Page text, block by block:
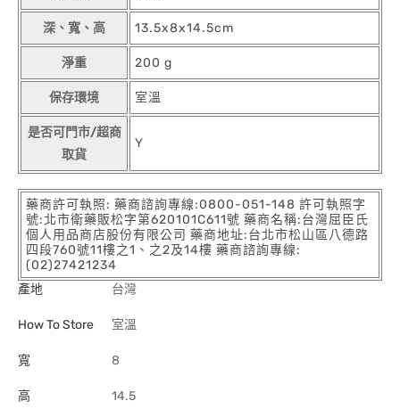
深、寬、高 13.5x8x14.5cm
淨重 200 g
保存環境 室溫
是否可門市/超商
取貨
Y
藥商許可執照: 藥商諮詢專線:0800-051-148 許可執照字
號:北市衛藥販松字第620101C611號 藥商名稱:台灣屈臣氏
個人用品商店股份有限公司 藥商地址:台北市松山區八德路
四段760號11樓之1、之2及14樓 藥商諮詢專線:
(02)27421234
產地
台灣
How To Store 室溫
寬 8
高 14.5